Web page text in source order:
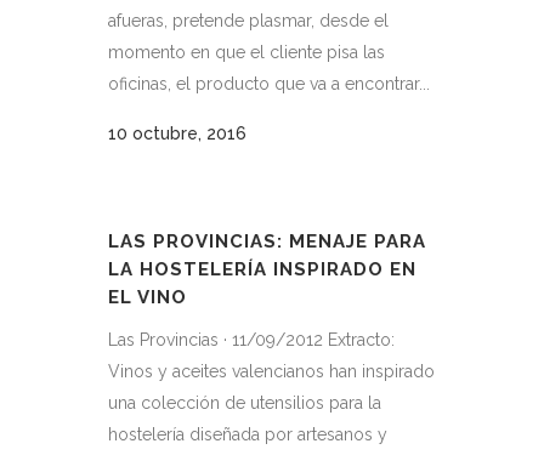
afueras, pretende plasmar, desde el
momento en que el cliente pisa las
oficinas, el producto que va a encontrar...
10 octubre, 2016
LAS PROVINCIAS: MENAJE PARA
LA HOSTELERÍA INSPIRADO EN
EL VINO
Las Provincias · 11/09/2012 Extracto:
Vinos y aceites valencianos han inspirado
una colección de utensilios para la
hostelería diseñada por artesanos y